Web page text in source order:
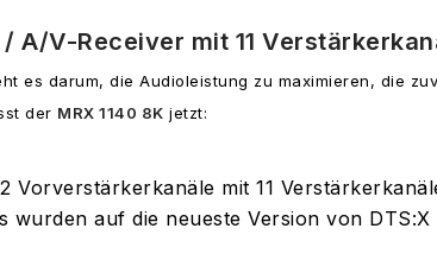
A/V-Receiver mit 11
es darum, die Audioleistung zu maximieren, die
der MRX 1140 8K jetzt:
Vorverstärkerkanäle mit 11
wurden auf die neueste Version von